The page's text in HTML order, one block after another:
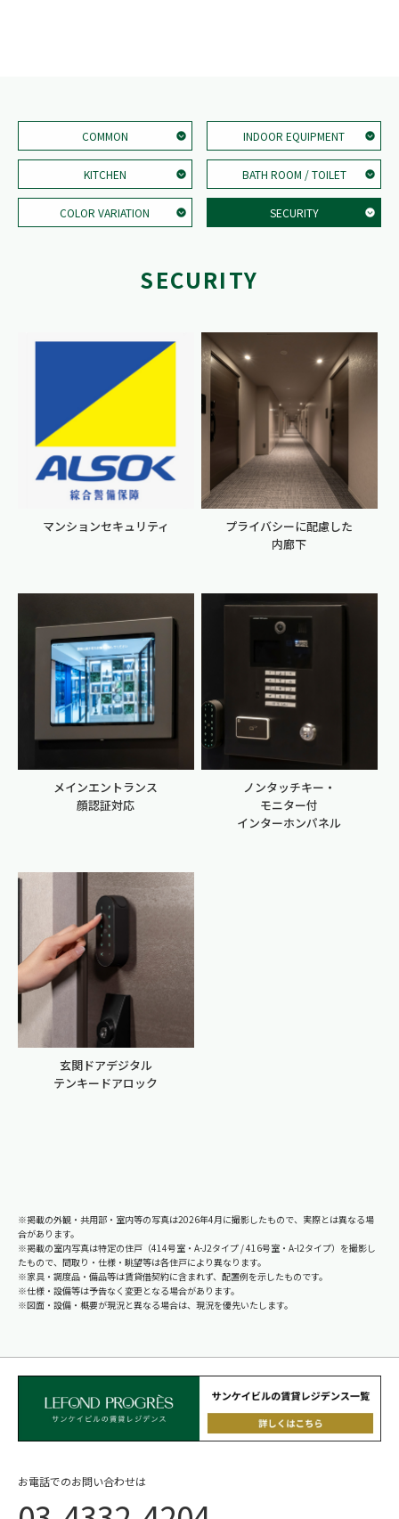
COMMON INDOOR EQUIPMENT
KITCHEN BATH ROOM / TOILET
COLOR VARIATION SECURITY
SECURITY
マンションセキュリティ
プライバシーに配慮した
内廊下
メインエントランス
顔認証対応
ノンタッチキー・
モニター付
インターホンパネル
玄関ドアデジタル
テンキードアロック
※掲載の外観・共用部・室内等の写真は2026年4月に撮影したもので、実際とは異なる場
合があります。
※掲載の室内写真は特定の住戸（414号室・A-J2タイプ / 416号室・A-l2タイプ）を撮影し
たもので、間取り・仕様・眺望等は各住戸により異なります。
※家具・調度品・備品等は賃貸借契約に含まれず、配置例を示したものです。
※仕様・設備等は予告なく変更となる場合があります。
※図面・設備・概要が現況と異なる場合は、現況を優先いたします。
お電話でのお問い合わせは